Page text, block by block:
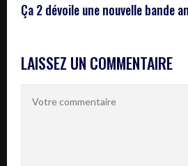
Ça 2 dévoile une nouvelle bande
LAISSEZ UN COMMENTAIRE